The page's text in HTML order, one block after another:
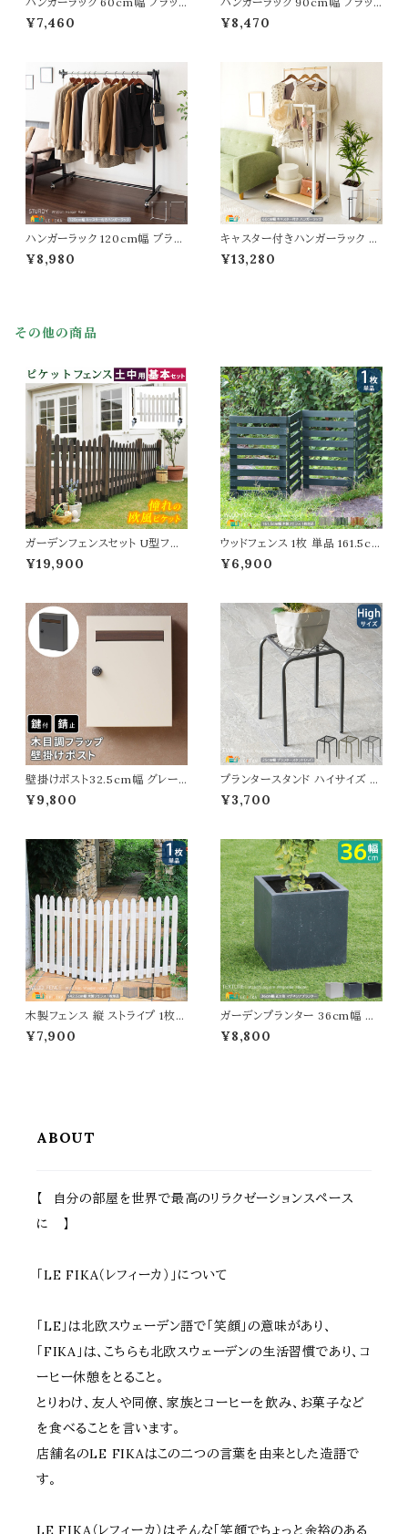
ク ホワイト キャスター付きハンガ
ーラック 高さ調整可能 衣類ラッ
00cm 最大高さ160cm おすす
め おしゃれ 頑丈 キャスター付き
ラック 洋服ハンガー 衣類ハンガ
ーラック キャスター付
¥7,460
ク ホワイト キャスター付きハンガ
ーラック 高さ調整可能 衣類ラッ
00cm 最大高さ160cm おすす
め おしゃれ 頑丈 キャスター付き
ラック 洋服ハンガー 衣類ハンガ
ーラック キャスター付
¥8,470
ハンガーラック 120cm幅 ブラッ
ク ホワイト キャスター付きハンガ
ーラック 高さ調整可能 衣類ラッ
ック 洋服ハンガー 衣類ハンガー
¥8,980
キャスター付きハンガーラック 6
0cm幅 ブラック ホワイト 収納棚
付き サブフック付き オープンフッ
¥13,280
その他の商品
ガーデンフェンスセット U型フェ
ンス1枚 土中用金具2個 フェンス
セット 120cm幅 ホワイト ダーク
形フェンス おすすめ おしゃれ 北
欧 庭のフェンス 土中用金具セッ
ト 庭 ガーデニング 花壇 境界線
目隠し
¥19,900
ウッドフェンス 1枚 単品 161.5cm
幅 ボーダーフェンス ホワイト グ
レー ライトブラウン ダークグリー
22cm 高さ61cm おすすめ おし
ゃれ 北欧 モダン 天然木 庭のフ
ェンス 境界線 玄関 花壇 庭 ガ
ーデニング 駐車場
¥6,900
壁掛けポスト32.5cm幅 グレー
グレージュ 玄関ポスト 郵便ポス
ト 木目調 ダイヤルロック式ポスト
高さ42.5cm 郵便受け 横開き
春 夏 秋 冬 施錠付きポスト ダイ
ヤル式ポスト エクステリア 戸建
て 壁面ポスト DIY
¥9,800
プランタースタンド ハイサイズ 2
5cm幅 1台単品 ゴールド ブラッ
ク グレー 幅25cm 奥行25cm
鉢植えスタンド 鉢植え台 フラワ
ースタンド フラワーラック 花台
花ラック おすすめ おしゃれ コン
パクト スチール製
¥3,700
木製フェンス 縦 ストライプ 1枚単
品 142.5cm幅 ダークグリーン ラ
イトブラウン ホワイト グレー ウッ
¥7,900
ガーデンプランター 36cm幅 正
方形 ブラック グレー ホワイト 黒
灰色 白 プランター コンクリート
¥8,800
ABOUT
【 自分の部屋を世界で最高のリラクゼーションスペース
に 】
「LE FIKA（レフィーカ）」について
「LE」は北欧スウェーデン語で「笑顔」の意味があり、
「FIKA」は、こちらも北欧スウェーデンの生活習慣であり、コ
ーヒー休憩をとること。
とりわけ、友人や同僚、家族とコーヒーを飲み、お菓子など
を食べることを言います。
店舗名のLE FIKAはこの二つの言葉を由来とした造語で
す。
LE FIKA（レフィーカ）はそんな「笑顔でちょっと余裕のある